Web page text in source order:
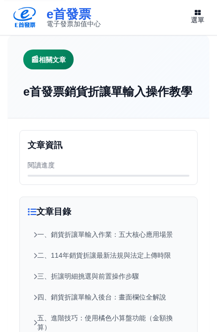
e首發票
電子發票加值中心 選單
相關文章
e首發票銷貨折讓單輸入操作教學
文章目錄
一、銷貨折讓單輸入作業：五大核心應用場景
二、114年銷貨折讓最新法規與法定上傳時限
三、折讓明細挑選與前置操作步驟
四、銷貨折讓單輸入後台：畫面欄位全解說
五、進階技巧：使用橘色小算盤功能（金額換
算）
文章資訊
閱讀進度